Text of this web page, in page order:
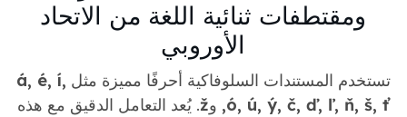
ومقتطفات ثنائية اللغة من الاتحاد
الأوروبي
تستخدم المستندات السلوفاكية أحرفًا مميزة مثل á, é, í,
ó, ú, ý, č, ď, ľ, ň, š, ť, وž. يُعد التعامل الدقيق مع هذه